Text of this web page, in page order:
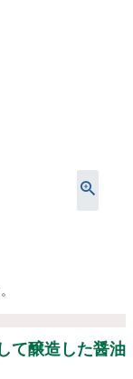
て醸造した醤油